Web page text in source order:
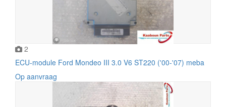
2
ECU-module Ford Mondeo III 3.0 V6 ST220 ('00-'07) meba
Op aanvraag